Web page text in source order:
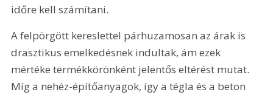
időre kell számítani.
A felpörgött kereslettel párhuzamosan az árak is
drasztikus emelkedésnek indultak, ám ezek
mértéke termékkörönként jelentős eltérést mutat.
Míg a nehéz-építőanyagok, így a tégla és a beton